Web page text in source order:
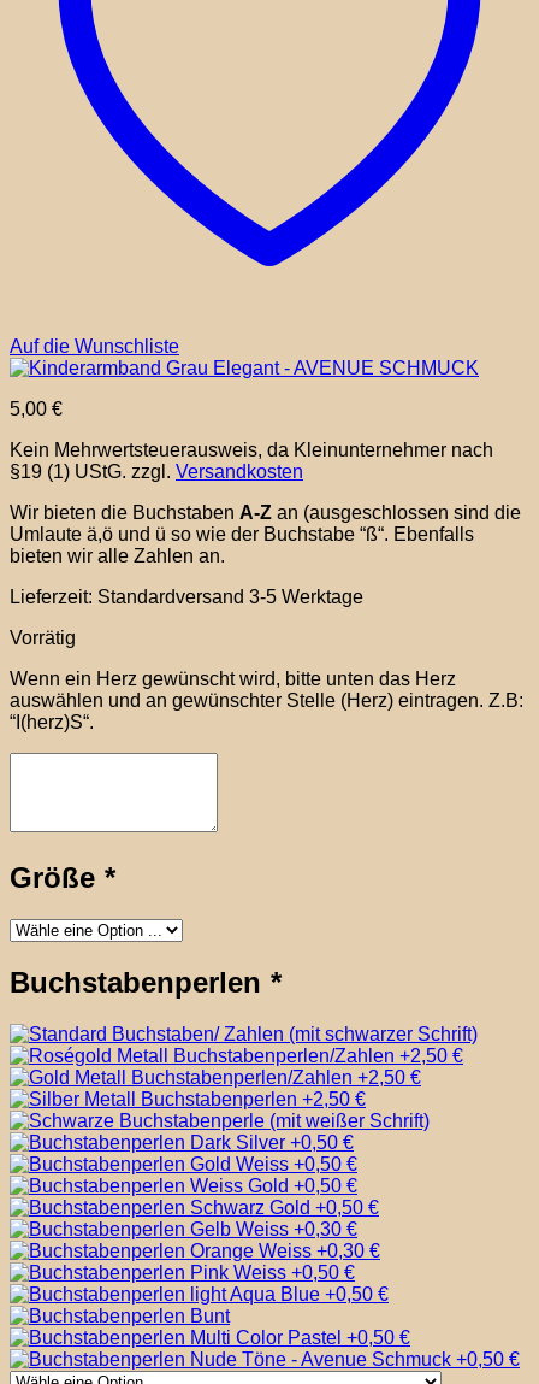
Auf die Wunschliste
5,00 €
Kein Mehrwertsteuerausweis, da Kleinunternehmer nach
§19 (1) UStG. zzgl. Versandkosten
Wir bieten die Buchstaben A-Z an (ausgeschlossen sind die
Umlaute ä,ö und ü so wie der Buchstabe “ß“. Ebenfalls
bieten wir alle Zahlen an.
Lieferzeit: Standardversand 3-5 Werktage
Vorrätig
Wenn ein Herz gewünscht wird, bitte unten das Herz
auswählen und an gewünschter Stelle (Herz) eintragen. Z.B:
“I(herz)S“.
Größe *
Buchstabenperlen *